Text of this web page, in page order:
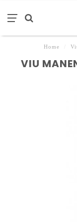
Home
VIU